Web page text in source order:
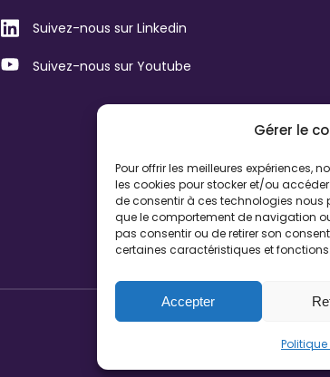
Gérer le
Pour offrir les meilleures expériences,
les cookies pour stocker et/ou
de consentir à ces technologies nous
que le comportement de navigation
pas consentir ou de retirer son
certaines caractéristiques et fonctions.
Accepter
Suivez-nous sur Linkedin
Suivez-nous sur Youtube
Châteauroux
3 boulevard d’Anvaux
36000 Châteauroux
02 54 26 94 61